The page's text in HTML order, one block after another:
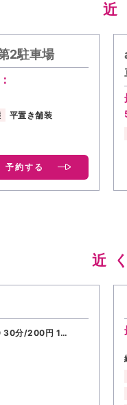
2駐車場
平置き舗装
予約する
近
30分/200円 1…